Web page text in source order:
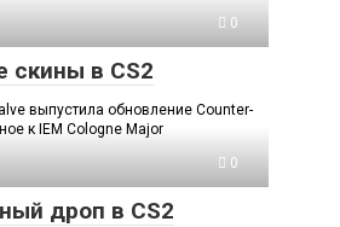
0
скины в CS2
выпустила обновление Counter-
к IEM Cologne Major
0
дроп в CS2